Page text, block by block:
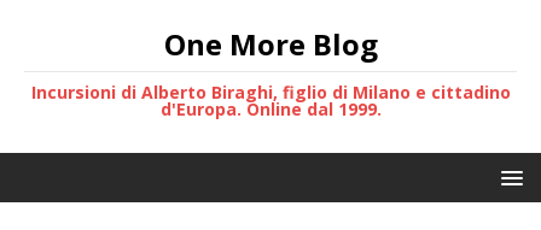
One More Blog
Incursioni di Alberto Biraghi, figlio di Milano e cittadino
d'Europa. Online dal 1999.